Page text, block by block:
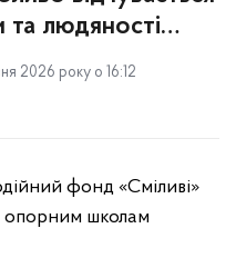
та людяності…
2026 року о 16:12
фонд «Сміливі»
опорним школам